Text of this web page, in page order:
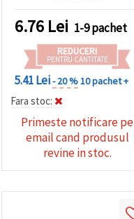
fantezie, crafturi cu
tematică oceanică și
proiecte DIY creative
6.76 Lei 1-9 pachet
REDUCERI
PENTRU CANTITATE
5.41 Lei- 20 %10 pachet +
Fara stoc:
Primeste notificare pe
email cand produsul
revine in stoc.